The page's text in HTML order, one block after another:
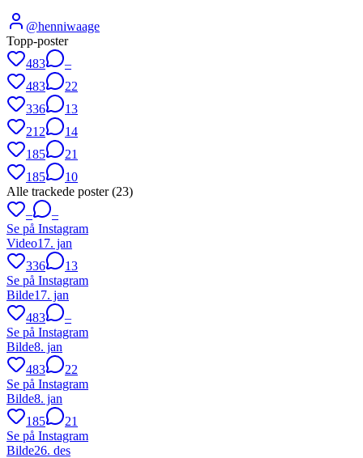
@henniwaage
Topp-poster
483
–
483
22
336
13
212
14
185
21
185
10
Alle trackede poster (23)
–
–
Se på Instagram
Video17. jan
336
13
Se på Instagram
Bilde17. jan
483
–
Se på Instagram
Bilde8. jan
483
22
Se på Instagram
Bilde8. jan
185
21
Se på Instagram
Bilde26. des